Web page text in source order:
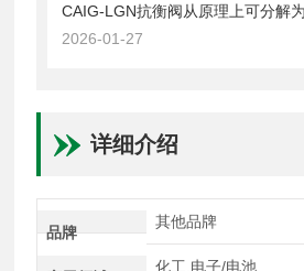
CAIG-LGN抗衡阀从原理上可分解
2026-01-27
详细介绍
品牌
其他品牌
化工,电子/电池